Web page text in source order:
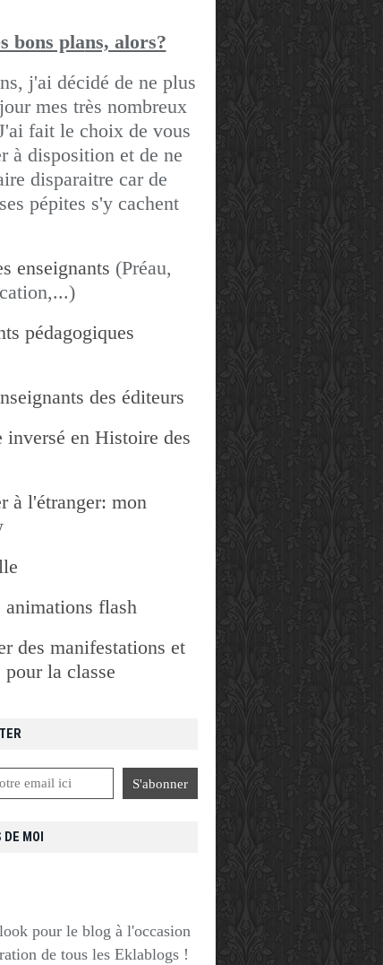
bons plans, alors?
j'ai décidé de ne plus
mes très nombreux
fait le choix de vous
à disposition et de ne
disparaitre car de
pépites s'y cachent
enseignants (Préau,
pédagogiques
des éditeurs
inversé en Histoire des
à l'étranger: mon
animations flash
des manifestations et
pour la classe
DE MOI
pour le blog à l'occasion
de tous les Eklablogs !